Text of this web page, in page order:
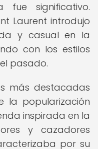
significativo.
Laurent introdujo
y casual en la
con los estilos
pasado.
más destacadas
la popularización
inspirada en la
y cazadores
por su